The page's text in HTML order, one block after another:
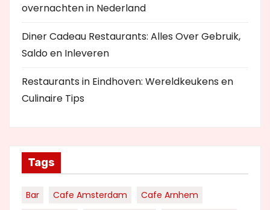
overnachten in Nederland
Diner Cadeau Restaurants: Alles Over Gebruik,
Saldo en Inleveren
Restaurants in Eindhoven: Wereldkeukens en
Culinaire Tips
Tags
Bar Cafe Amsterdam
Cafe Arnhem